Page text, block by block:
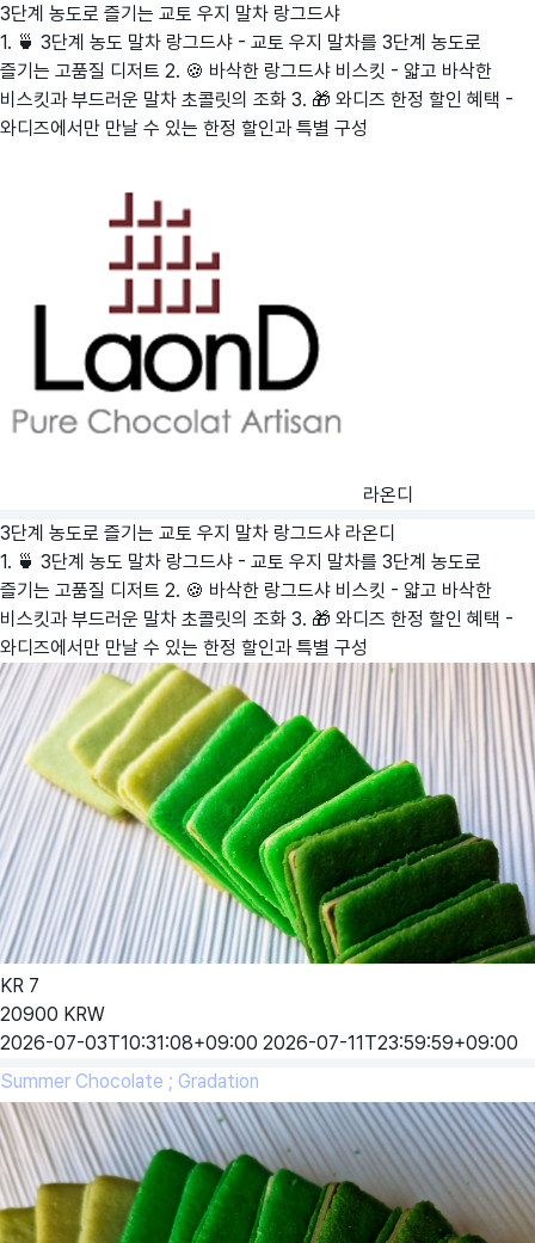
3단계 농도로 즐기는 교토 우지 말차 랑그드샤
1. 🍵 3단계 농도 말차 랑그드샤 - 교토 우지 말차를 3단계 농도로
즐기는 고품질 디저트 2. 🍪 바삭한 랑그드샤 비스킷 - 얇고 바삭한
비스킷과 부드러운 말차 초콜릿의 조화 3. 🎁 와디즈 한정 할인 혜택 -
와디즈에서만 만날 수 있는 한정 할인과 특별 구성
라온디
3단계 농도로 즐기는 교토 우지 말차 랑그드샤 라온디
1. 🍵 3단계 농도 말차 랑그드샤 - 교토 우지 말차를 3단계 농도로
즐기는 고품질 디저트 2. 🍪 바삭한 랑그드샤 비스킷 - 얇고 바삭한
비스킷과 부드러운 말차 초콜릿의 조화 3. 🎁 와디즈 한정 할인 혜택 -
와디즈에서만 만날 수 있는 한정 할인과 특별 구성
KR 7
20900 KRW
2026-07-03T10:31:08+09:00 2026-07-11T23:59:59+09:00
Summer Chocolate ; Gradation